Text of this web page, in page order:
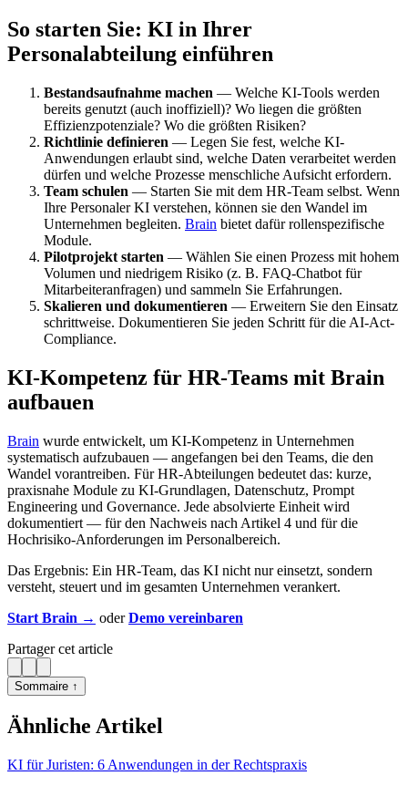
So starten Sie: KI in Ihrer
Personalabteilung einführen
Bestandsaufnahme machen — Welche KI-Tools werden
bereits genutzt (auch inoffiziell)? Wo liegen die größten
Effizienzpotenziale? Wo die größten Risiken?
Richtlinie definieren — Legen Sie fest, welche KI-
Anwendungen erlaubt sind, welche Daten verarbeitet werden
dürfen und welche Prozesse menschliche Aufsicht erfordern.
Team schulen — Starten Sie mit dem HR-Team selbst. Wenn
Ihre Personaler KI verstehen, können sie den Wandel im
Unternehmen begleiten. Brain bietet dafür rollenspezifische
Module.
Pilotprojekt starten — Wählen Sie einen Prozess mit hohem
Volumen und niedrigem Risiko (z. B. FAQ-Chatbot für
Mitarbeiteranfragen) und sammeln Sie Erfahrungen.
Skalieren und dokumentieren — Erweitern Sie den Einsatz
schrittweise. Dokumentieren Sie jeden Schritt für die AI-Act-
Compliance.
KI-Kompetenz für HR-Teams mit Brain
aufbauen
Brain wurde entwickelt, um KI-Kompetenz in Unternehmen
systematisch aufzubauen — angefangen bei den Teams, die den
Wandel vorantreiben. Für HR-Abteilungen bedeutet das: kurze,
praxisnahe Module zu KI-Grundlagen, Datenschutz, Prompt
Engineering und Governance. Jede absolvierte Einheit wird
dokumentiert — für den Nachweis nach Artikel 4 und für die
Hochrisiko-Anforderungen im Personalbereich.
Das Ergebnis: Ein HR-Team, das KI nicht nur einsetzt, sondern
versteht, steuert und im gesamten Unternehmen verankert.
Start Brain → oderDemo vereinbaren
Partager cet article
Sommaire ↑
Ähnliche Artikel
KI für Juristen: 6 Anwendungen in der Rechtspraxis